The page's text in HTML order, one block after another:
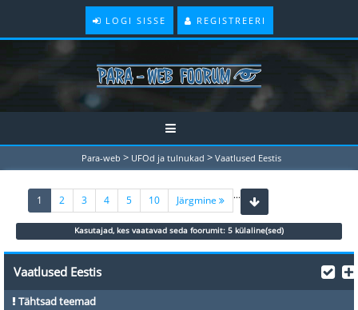
LOGI SISSE REGISTREERI
Para-web > UFOd ja tulnukad > Vaatlused Eestis
1 (current)
2 3 4 5 ...
10 Järgmine
Kasutajad, kes vaatavad seda foorumit: 5 külaline(sed)
Vaatlused Eestis
Tähtsad teemad